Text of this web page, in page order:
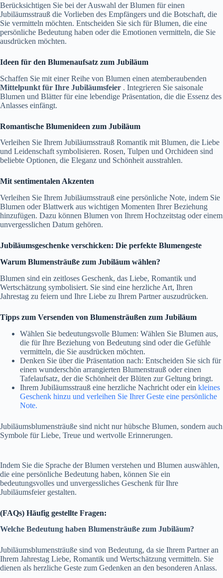
Berücksichtigen Sie bei der Auswahl der Blumen für einen
Jubiläumsstrauß die Vorlieben des Empfängers und die Botschaft, die
Sie vermitteln möchten. Entscheiden Sie sich für Blumen, die eine
persönliche Bedeutung haben oder die Emotionen vermitteln, die Sie
ausdrücken möchten.
Ideen für den Blumenaufsatz zum Jubiläum
Schaffen Sie mit einer Reihe von Blumen einen atemberaubenden
Mittelpunkt für Ihre Jubiläumsfeier . Integrieren Sie saisonale
Blumen und Blätter für eine lebendige Präsentation, die die Essenz des
Anlasses einfängt.
Romantische Blumenideen zum Jubiläum
Verleihen Sie Ihrem Jubiläumsstrauß Romantik mit Blumen, die Liebe
und Leidenschaft symbolisieren. Rosen, Tulpen und Orchideen sind
beliebte Optionen, die Eleganz und Schönheit ausstrahlen.
Mit sentimentalen Akzenten
Verleihen Sie Ihrem Jubiläumsstrauß eine persönliche Note, indem Sie
Blumen oder Blattwerk aus wichtigen Momenten Ihrer Beziehung
hinzufügen. Dazu können Blumen von Ihrem Hochzeitstag oder einem
unvergesslichen Datum gehören.
Jubiläumsgeschenke verschicken: Die perfekte Blumengeste
Warum Blumensträuße zum Jubiläum wählen?
Blumen sind ein zeitloses Geschenk, das Liebe, Romantik und
Wertschätzung symbolisiert. Sie sind eine herzliche Art, Ihren
Jahrestag zu feiern und Ihre Liebe zu Ihrem Partner auszudrücken.
Tipps zum Versenden von Blumensträußen zum Jubiläum
Wählen Sie bedeutungsvolle Blumen: Wählen Sie Blumen aus,
die für Ihre Beziehung von Bedeutung sind oder die Gefühle
vermitteln, die Sie ausdrücken möchten.
Denken Sie über die Präsentation nach: Entscheiden Sie sich für
einen wunderschön arrangierten Blumenstrauß oder einen
Tafelaufsatz, der die Schönheit der Blüten zur Geltung bringt.
Ihrem Jubiläumsstrauß eine herzliche Nachricht oder ein kleines
Geschenk hinzu und verleihen Sie Ihrer Geste eine persönliche
Note.
Jubiläumsblumensträuße sind nicht nur hübsche Blumen, sondern auch
Symbole für Liebe, Treue und wertvolle Erinnerungen.
Indem Sie die Sprache der Blumen verstehen und Blumen auswählen,
die eine persönliche Bedeutung haben, können Sie ein
bedeutungsvolles und unvergessliches Geschenk für Ihre
Jubiläumsfeier gestalten.
(FAQs) Häufig gestellte Fragen:
Welche Bedeutung haben Blumensträuße zum Jubiläum?
Jubiläumsblumensträuße sind von Bedeutung, da sie Ihrem Partner an
Ihrem Jahrestag Liebe, Romantik und Wertschätzung vermitteln. Sie
dienen als herzliche Geste zum Gedenken an den besonderen Anlass.